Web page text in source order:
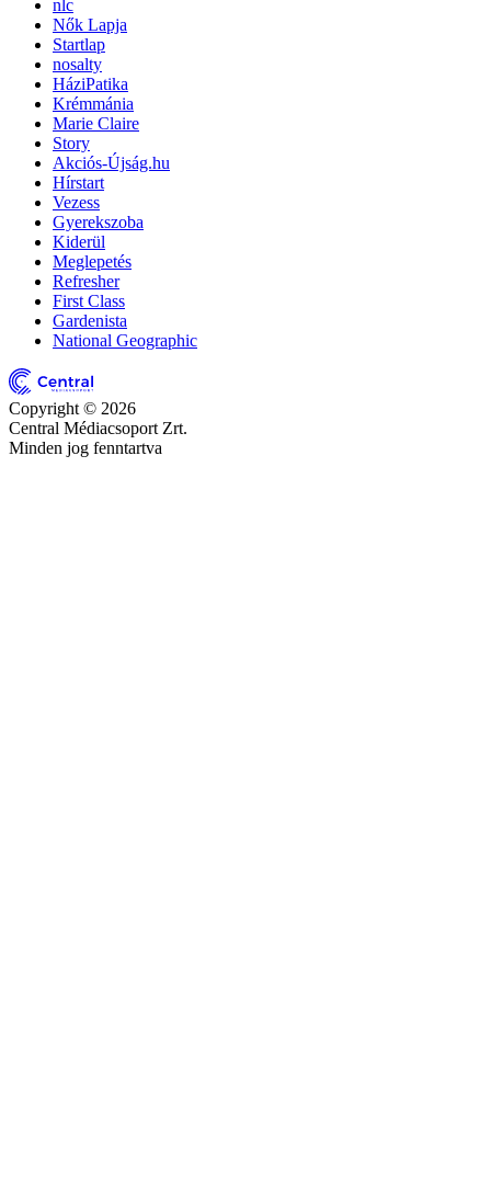
nlc
Nők Lapja
Startlap
nosalty
HáziPatika
Krémmánia
Marie Claire
Story
Akciós-Újság.hu
Hírstart
Vezess
Gyerekszoba
Kiderül
Meglepetés
Refresher
First Class
Gardenista
National Geographic
Copyright © 2026
Central Médiacsoport Zrt.
Minden jog fenntartva